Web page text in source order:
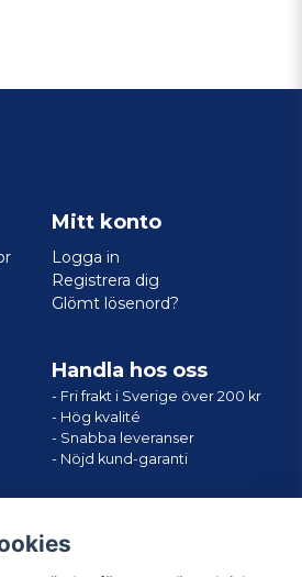
Mitt konto
Logga in
Registrera dig
Glömt lösenord?
Handla hos oss
- Fri frakt i Sverige över 200 kr
- Hög kvalité
- Snabba leveranser
- Nöjd kund-garanti